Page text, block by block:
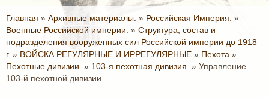
Главная » Архивные материалы. » Российская Империя. »
Военные Российской империи. » Структура, состав и
подразделения вооруженных сил Российской империи до 1918
г. » ВОЙСКА РЕГУЛЯРНЫЕ И ИРРЕГУЛЯРНЫЕ » Пехота »
Пехотные дивизии. » 103-я пехотная дивизия. » Управление
103-й пехотной дивизии.